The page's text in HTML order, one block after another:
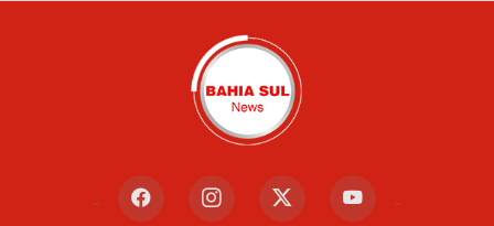
Termos de Uso e Privacidade
experiência de navegação. Ao continuar o acesso,